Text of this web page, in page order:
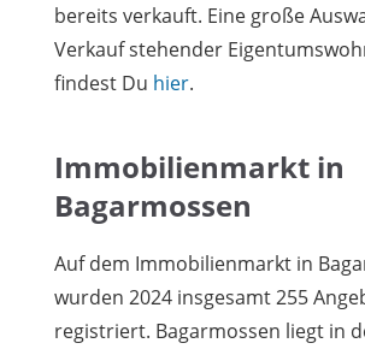
bereits verkauft. Eine große
Verkauf stehender
findest Du hier.
Immobilienmarkt in
Bagarmossen
Auf dem Immobilienmarkt in
wurden 2024 insgesamt 255
registriert. Bagarmossen liegt in